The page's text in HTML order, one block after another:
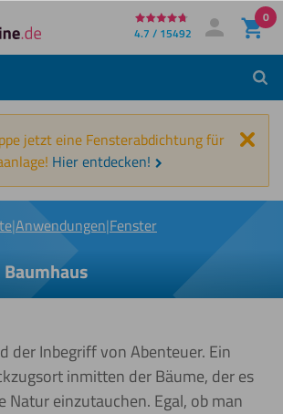
4.7 / 15492 Mein Konto
Anmelden
0
jetzt eine Fensterabdichtung für
Hier entdecken!
|Anwendungen|Fenster
der Inbegriff von Abenteuer. Ein
inmitten der Bäume, der es
Natur einzutauchen. Egal, ob man